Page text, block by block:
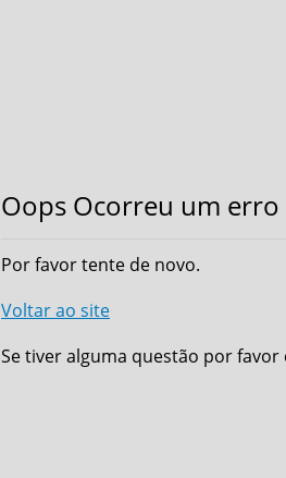
Oops Ocorreu um
Por favor tente de novo.
Voltar ao site
Se tiver alguma questão por favor